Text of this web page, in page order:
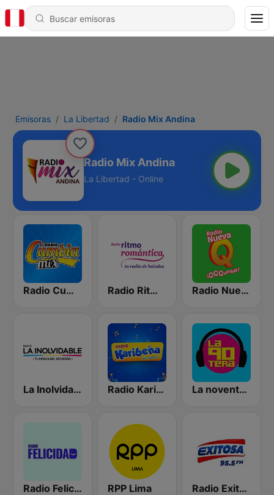
Emisoras La Libertad Radio Mix Andina
Radio Mix Andina
La Libertad - Online
Radio Cumbia Mix Radio Ritmo Romántica Radio Nueva Q
La Inolvidable Radio Karibeña La noventera
Radio Felicidad RPP Lima Radio Exitosa